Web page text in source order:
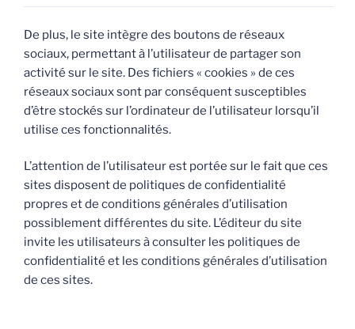
De plus, le site intègre des boutons de réseaux
sociaux, permettant à l’utilisateur de partager son
activité sur le site. Des fichiers « cookies » de ces
réseaux sociaux sont par conséquent susceptibles
d’être stockés sur l’ordinateur de l’utilisateur lorsqu’il
utilise ces fonctionnalités.
L’attention de l’utilisateur est portée sur le fait que ces
sites disposent de politiques de confidentialité
propres et de conditions générales d’utilisation
possiblement différentes du site. L’éditeur du site
invite les utilisateurs à consulter les politiques de
confidentialité et les conditions générales d’utilisation
de ces sites.